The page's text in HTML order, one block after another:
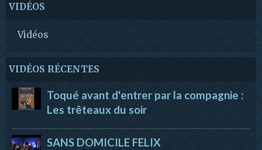
VIDÉOS
Vidéos
VIDÉOS RÉCENTES
Toqué avant d'entrer par la compagnie :
Les trêteaux du soir
SANS DOMICILE FELIX